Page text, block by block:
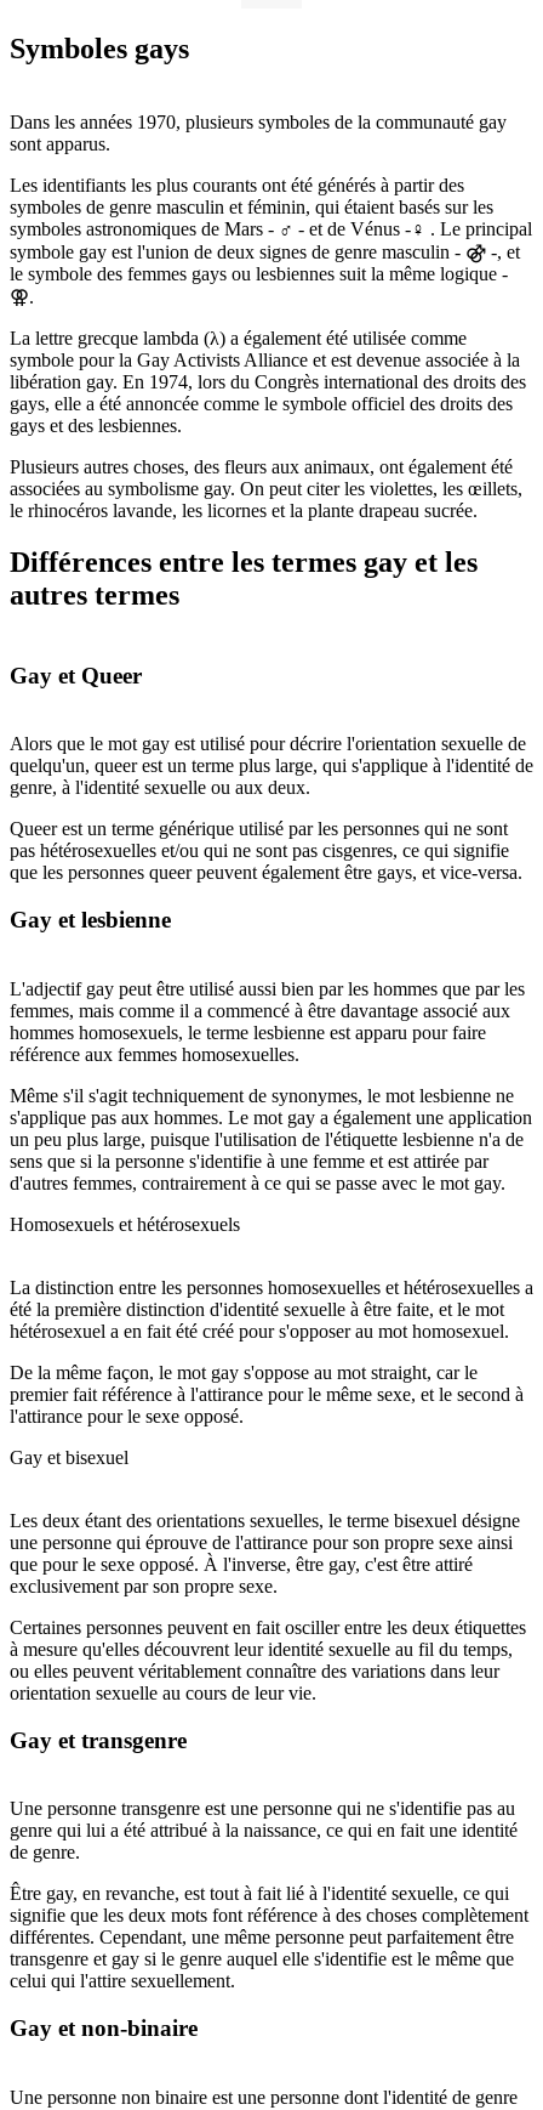
Symboles gays
Dans les années 1970, plusieurs symboles de la communauté gay
sont apparus.
Les identifiants les plus courants ont été générés à partir des
symboles de genre masculin et féminin, qui étaient basés sur les
symboles astronomiques de Mars - ♂ - et de Vénus -♀ . Le principal
symbole gay est l'union de deux signes de genre masculin - ⚣ -, et
le symbole des femmes gays ou lesbiennes suit la même logique -
⚢.
La lettre grecque lambda (λ) a également été utilisée comme
symbole pour la Gay Activists Alliance et est devenue associée à la
libération gay. En 1974, lors du Congrès international des droits des
gays, elle a été annoncée comme le symbole officiel des droits des
gays et des lesbiennes.
Plusieurs autres choses, des fleurs aux animaux, ont également été
associées au symbolisme gay. On peut citer les violettes, les œillets,
le rhinocéros lavande, les licornes et la plante drapeau sucrée.
Différences entre les termes gay et les
autres termes
Gay et Queer
Alors que le mot gay est utilisé pour décrire l'orientation sexuelle de
quelqu'un, queer est un terme plus large, qui s'applique à l'identité de
genre, à l'identité sexuelle ou aux deux.
Queer est un terme générique utilisé par les personnes qui ne sont
pas hétérosexuelles et/ou qui ne sont pas cisgenres, ce qui signifie
que les personnes queer peuvent également être gays, et vice-versa.
Gay et lesbienne
L'adjectif gay peut être utilisé aussi bien par les hommes que par les
femmes, mais comme il a commencé à être davantage associé aux
hommes homosexuels, le terme lesbienne est apparu pour faire
référence aux femmes homosexuelles.
Même s'il s'agit techniquement de synonymes, le mot lesbienne ne
s'applique pas aux hommes. Le mot gay a également une application
un peu plus large, puisque l'utilisation de l'étiquette lesbienne n'a de
sens que si la personne s'identifie à une femme et est attirée par
d'autres femmes, contrairement à ce qui se passe avec le mot gay.
Homosexuels et hétérosexuels
La distinction entre les personnes homosexuelles et hétérosexuelles a
été la première distinction d'identité sexuelle à être faite, et le mot
hétérosexuel a en fait été créé pour s'opposer au mot homosexuel.
De la même façon, le mot gay s'oppose au mot straight, car le
premier fait référence à l'attirance pour le même sexe, et le second à
l'attirance pour le sexe opposé.
Gay et bisexuel
Les deux étant des orientations sexuelles, le terme bisexuel désigne
une personne qui éprouve de l'attirance pour son propre sexe ainsi
que pour le sexe opposé. À l'inverse, être gay, c'est être attiré
exclusivement par son propre sexe.
Certaines personnes peuvent en fait osciller entre les deux étiquettes
à mesure qu'elles découvrent leur identité sexuelle au fil du temps,
ou elles peuvent véritablement connaître des variations dans leur
orientation sexuelle au cours de leur vie.
Gay et transgenre
Une personne transgenre est une personne qui ne s'identifie pas au
genre qui lui a été attribué à la naissance, ce qui en fait une identité
de genre.
Être gay, en revanche, est tout à fait lié à l'identité sexuelle, ce qui
signifie que les deux mots font référence à des choses complètement
différentes. Cependant, une même personne peut parfaitement être
transgenre et gay si le genre auquel elle s'identifie est le même que
celui qui l'attire sexuellement.
Gay et non-binaire
Une personne non binaire est une personne dont l'identité de genre